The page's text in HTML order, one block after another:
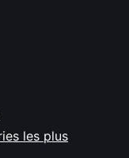
les plus